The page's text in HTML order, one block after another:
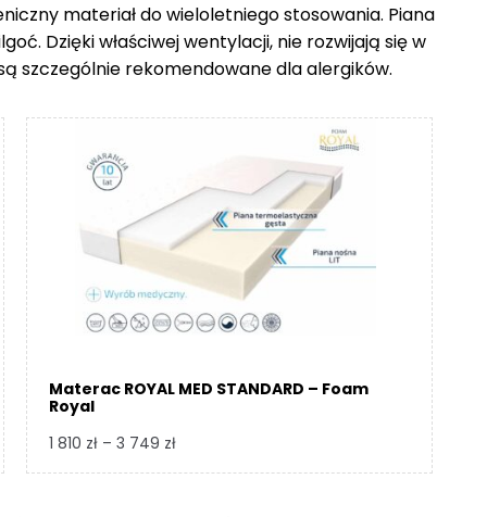
360 zł
do
8
115 zł
do
7
000 zł
materiał do wieloletniego stosowania. Piana
Dzięki właściwej wentylacji, nie rozwijają się w
szczególnie rekomendowane dla alergików.
Materac ROYAL MED STANDARD – Foam
Royal
1 810 zł – 3 749 złZakres